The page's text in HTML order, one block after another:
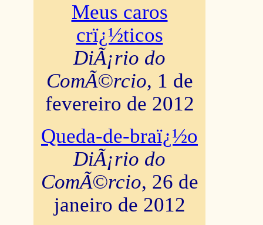
Meus caros
crï¿½ticos
DiÃ¡rio do
ComÃ©rcio, 1 de
fevereiro de 2012
Queda-de-braï¿½o
DiÃ¡rio do
ComÃ©rcio, 26 de
janeiro de 2012